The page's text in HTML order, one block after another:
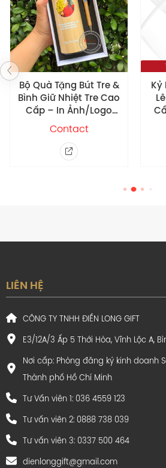
2. Muốn mua Bút
Picasso 908 Black
tên/logo miễn phí
cầu tại Hồ Chí
ở đâu uy tín nhất?
Bút Ký Cao Cấp Picasso 908 Black
tên/logo miễn phí theo yêu cầu
là một cây bút kí thông thường
Bộ Quà Tặng Bút Tre &
Bình Giữ Nhiệt Tre Cao
Cấp – In Ảnh/Logo
theo yêu cầu
Contact
Kỷ
LIÊN HỆ
CÔNG TY TNHH ĐIỀN LONG GIFT
E3/12A/3 Ấp 5 Thới Hòa, Vĩnh Lộc A,
Nơi cấp: Phòng đăng ký kinh doanh
Thành phố Hồ Chí Minh
Tư Vấn viên 1: 036 4559 123
Tư vấn viên 2: 0888 738 039
Tư vấn viên 3: 0337 500 464
dienlonggift@gmail.com